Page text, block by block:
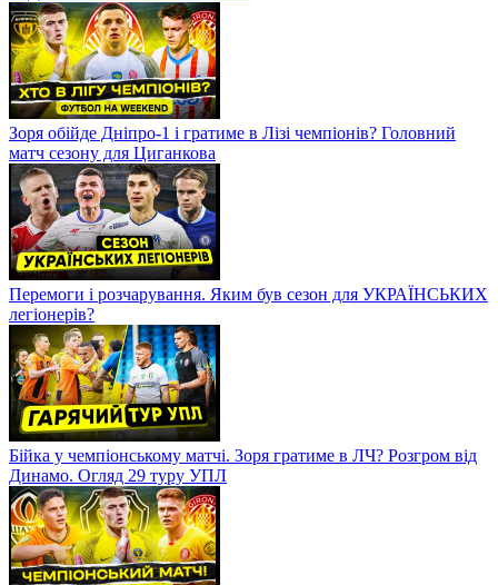
Зоря обійде Дніпро-1 і гратиме в Лізі чемпіонів? Головний
матч сезону для Циганкова
Перемоги і розчарування. Яким був сезон для УКРАЇНСЬКИХ
легіонерів?
Бійка у чемпіонському матчі. Зоря гратиме в ЛЧ? Розгром від
Динамо. Огляд 29 туру УПЛ